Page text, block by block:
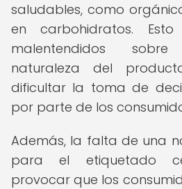
saludables, como
en carbohidratos.
malentendidos
naturaleza del
dificultar la toma de
por parte de los
Además, la falta de una
para el etiquetado
provocar que los